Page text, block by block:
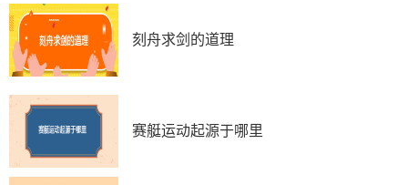
刻舟求剑的道理
赛艇运动起源于哪里